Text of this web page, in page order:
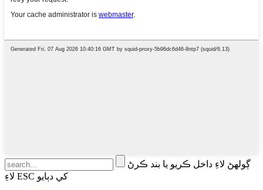
ڳولهڻ لاءِ داخل ڪريو يا بند ڪرڻ
لاءِ ESC کي دٻايو